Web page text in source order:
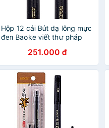
Hộp 12 cái Bút dạ lông mực
đen Baoke viết thư pháp
Kanji Các nét Chọn phân
loại
251.000 đ